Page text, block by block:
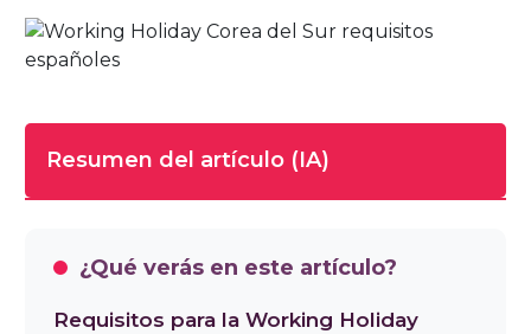
Resumen del artículo (IA)
10 minutos
La Visa Working Holiday Corea permite a
¿Qué verás en este artículo?
Requisitos para la Working Holiday